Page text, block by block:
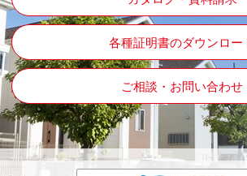
各種証明書のダウンロー
ご相談・お問い合わせ